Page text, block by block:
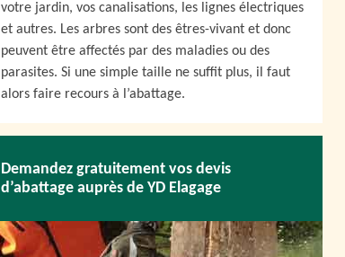
votre jardin, vos canalisations, les lignes électriques
et autres. Les arbres sont des êtres-vivant et donc
peuvent être affectés par des maladies ou des
parasites. Si une simple taille ne suffit plus, il faut
alors faire recours à l’abattage.
Demandez gratuitement vos devis
d’abattage auprès de YD Elagage